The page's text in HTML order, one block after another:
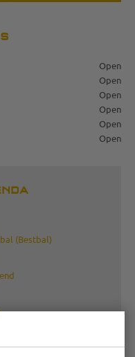
Open
Open
Open
Open
Open
Open
(Bestbal)